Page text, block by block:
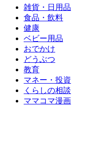
雑貨・日用品
食品・飲料
健康
ベビー用品
おでかけ
どうぶつ
教育
マネー・投資
くらしの相談
ママコマ漫画